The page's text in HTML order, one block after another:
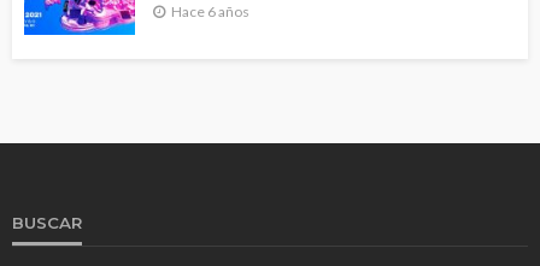
Hace 6 años
BUSCAR